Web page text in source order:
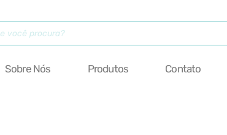
Sobre Nós Produtos Contato